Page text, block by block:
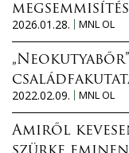
2026.01.28.
MNL OL
2022.02.09.
MNL OL
Amiről